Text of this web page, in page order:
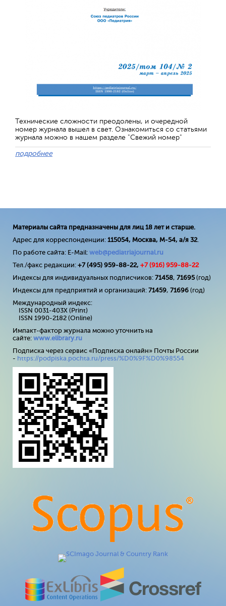
Технические сложности преодолены, и очередной
номер журнала вышел в свет. Ознакомиться со статьями
журнала можно в нашем разделе "Свежий номер"
подробнее
Материалы сайта предназначены для лиц 18 лет и старше.
Адрес для корреспонденции: 115054, Москва, М-54, а/я 32.
По работе сайта: E-Mail: web@pediatriajournal.ru
Тел./факс редакции: +7 (495) 959-88-22, +7 (916) 959-88-22
Индексы для индивидуальных подписчиков: 71458, 71695(год)
Индексы для предприятий и организаций: 71459, 71696 (год)
Международный индекс:
ISSN 0031-403X (Print)
ISSN 1990-2182 (Online)
Импакт-фактор журнала можно уточнить на
сайте: www.elibrary.ru
Подписка через сервис «Подписка онлайн» Почты России
- https://podpiska.pochta.ru/press/%D0%9F%D0%98554